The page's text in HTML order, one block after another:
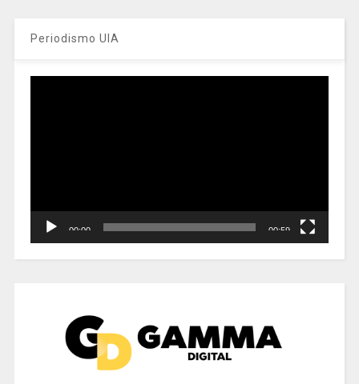
Periodismo UIA
00:00 00:59